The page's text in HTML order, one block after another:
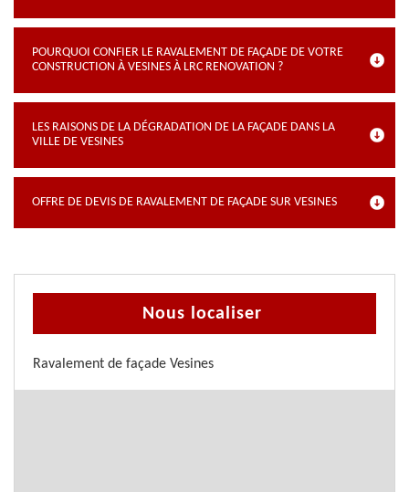
POURQUOI CONFIER LE RAVALEMENT DE FAÇADE DE VOTRE
CONSTRUCTION À VESINES À LRC RENOVATION ?
LES RAISONS DE LA DÉGRADATION DE LA FAÇADE DANS LA
VILLE DE VESINES
OFFRE DE DEVIS DE RAVALEMENT DE FAÇADE SUR VESINES
Nous localiser
Ravalement de façade Vesines